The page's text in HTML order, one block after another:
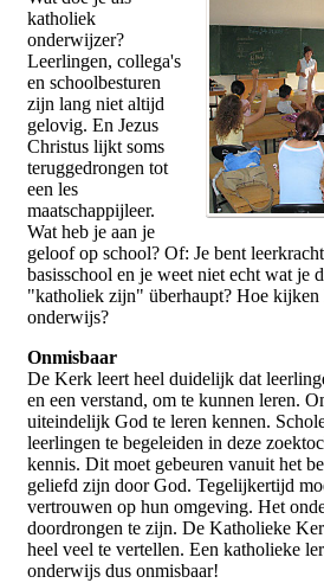
katholiek
onderwijzer?
Leerlingen, collega's
en schoolbesturen
zijn lang niet altijd
gelovig. En Jezus
Christus lijkt soms
teruggedrongen tot
een les
maatschappijleer.
Wat heb je aan je
geloof op school? Of: Je bent
basisschool en je weet niet echt wat je
"katholiek zijn" überhaupt? Hoe kijken
onderwijs?
Onmisbaar
De Kerk leert heel duidelijk dat
en een verstand, om te kunnen leren.
uiteindelijk God te leren kennen.
leerlingen te begeleiden in deze
kennis. Dit moet gebeuren vanuit het
geliefd zijn door God. Tegelijkertijd
vertrouwen op hun omgeving. Het
doordrongen te zijn. De Katholieke
heel veel te vertellen. Een katholieke
onderwijs dus onmisbaar!